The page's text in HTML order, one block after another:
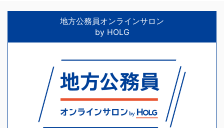
地方公務員オンラインサロン
by HOLG